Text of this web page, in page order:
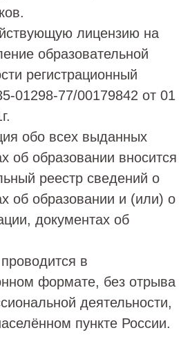
лицензию на
образовательной
регистрационный
01298-77/00179842 от 01
обо всех выданных
об образовании вносится
реестр сведений о
об образовании и (или) о
документах об
в
формате, без отрыва
деятельности,
пункте России.